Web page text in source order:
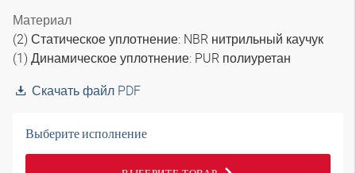
Материал
(2) Статическое уплотнение: NBR нитрильный каучук
(1) Динамическое уплотнение: PUR полиуретан
Скачать файл PDF
Выберите исполнение